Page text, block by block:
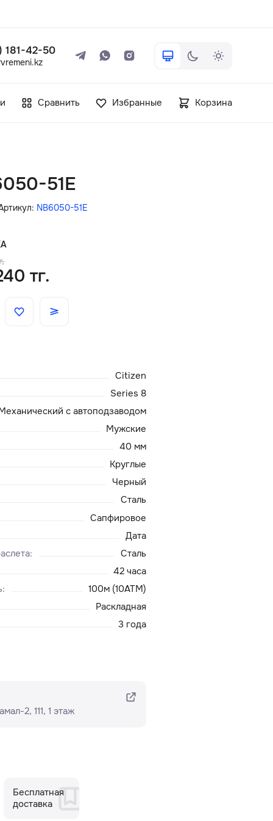
181-42-50
Сравнить Избранные Корзина
51E
NB6050-51E
тг.
Citizen
Series 8
с автоподзаводом
Мужские
40 мм
Круглые
Черный
Сталь
Сапфировое
Дата
:
Сталь
42 часа
:
100м (10ATM)
Раскладная
3 года
2, 111, ​1 этаж
Бесплатная
доставка
+7 ( 705 ) 181-42-50
Каталог
О нас
Доставка и оплата
Сервисный центр